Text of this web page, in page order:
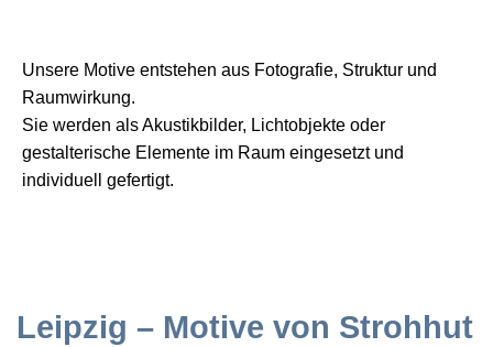
Unsere Motive entstehen aus Fotografie, Struktur und
Raumwirkung.
Sie werden als Akustikbilder, Lichtobjekte oder
gestalterische Elemente im Raum eingesetzt und
individuell gefertigt.
Leipzig – Motive von Strohhut